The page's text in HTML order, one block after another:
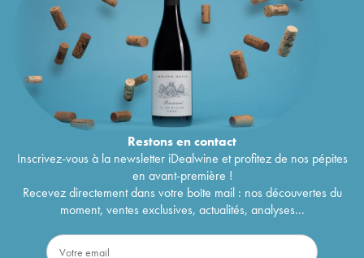
Restons encontact
Inscrivez-vous à la newsletter iDealwine et profitez de nos pépites
en avant-première !
Recevez directement dans votre boîte mail : nos découvertes du
moment, ventes exclusives, actualités, analyses...